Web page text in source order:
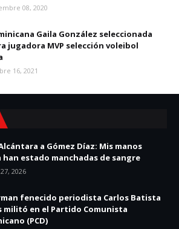
08, 2020
Gaila González seleccionada
jugadora MVP selección voleibol
16, 2021
a Gómez Díaz: Mis manos
han estado manchadas de sangre
2026
fenecido periodista Carlos Batista
militó en el Partido Comunista
(PCD)